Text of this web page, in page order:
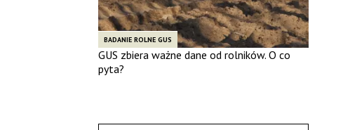
BADANIE ROLNE GUS
GUS zbiera ważne dane od rolników. O co
pyta?